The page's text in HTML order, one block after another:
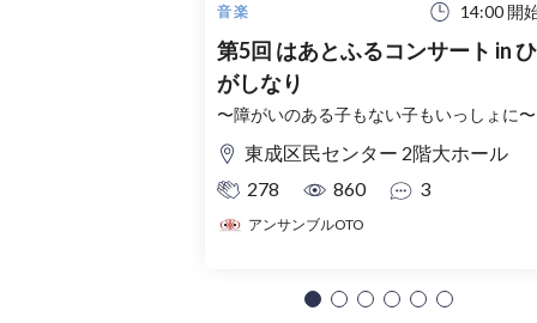
音楽 14:00 開
第5回 はあとふるコンサート in ひ
がしなり
〜障がいのある子もない子もいっしょに〜
東成区民センター 2階大ホール
278
860 3
アンサンブルOTO